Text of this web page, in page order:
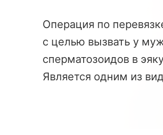
Операция по
с целью вызвать у
сперматозоидов в
Является одним из